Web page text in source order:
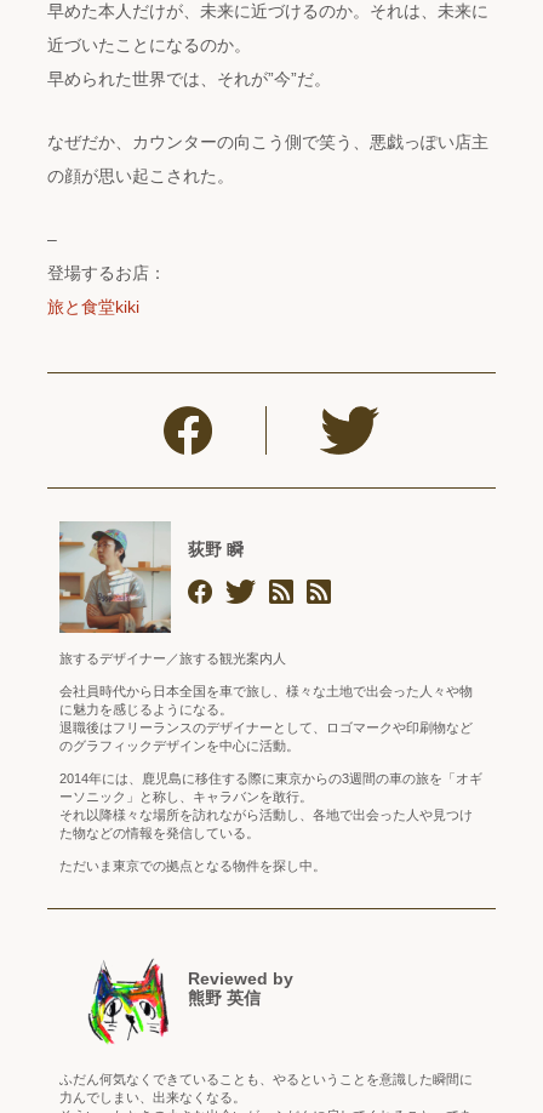
早めた本人だけが、未来に近づけるのか。それは、未来に
近づいたことになるのか。
早められた世界では、それが”今”だ。
なぜだか、カウンターの向こう側で笑う、悪戯っぽい店主
の顔が思い起こされた。
–
登場するお店：
旅と食堂kiki
荻野 瞬
旅するデザイナー／旅する観光案内人
会社員時代から日本全国を車で旅し、様々な土地で出会った人々や物
に魅力を感じるようになる。
退職後はフリーランスのデザイナーとして、ロゴマークや印刷物など
のグラフィックデザインを中心に活動。
2014年には、鹿児島に移住する際に東京からの3週間の車の旅を「オギ
ーソニック」と称し、キャラバンを敢行。
それ以降様々な場所を訪れながら活動し、各地で出会った人や見つけ
た物などの情報を発信している。
ただいま東京での拠点となる物件を探し中。
Reviewed by
熊野 英信
ふだん何気なくできていることも、やるということを意識した瞬間に
力んでしまい、出来なくなる。